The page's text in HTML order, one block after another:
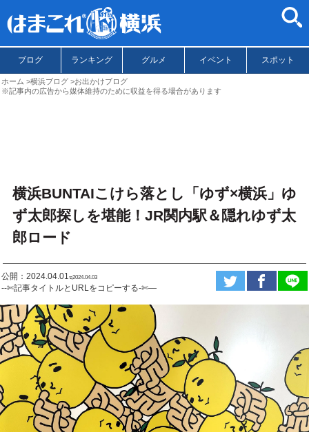
ブログ ランキング グルメ イベント スポット
ホーム 横浜ブログ
お出かけブログ
※記事内の広告から媒体維持のために収益を得る場合があります
横浜BUNTAIこけら落とし「ゆず×横浜」ゆ
ず太郎探しを堪能！JR関内駅＆隠れゆず太
郎ロード
公開：2024.04.01ಇ2024.04.03
--✄記事タイトルとURLをコピーする-✄—